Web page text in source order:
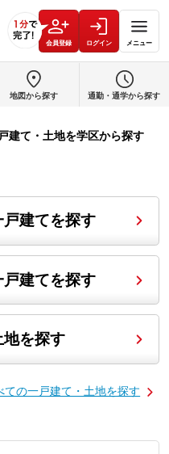
会員登録 ログイン メニュー
地図から探す 通勤・通学から探す
建て・土地を学区から探す
建てを探す
建てを探す
を探す
ての一戸建て・土地を探す